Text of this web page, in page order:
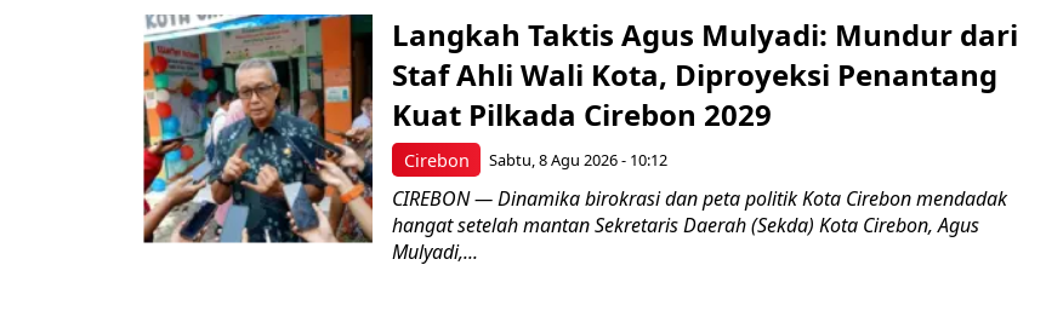
Cirebon
Langkah Taktis Agus Mulyadi: Mundur dari
Staf Ahli Wali Kota, Diproyeksi Penantang
Kuat Pilkada Cirebon 2029
Sabtu, 8 Agu 2026 - 10:12
CIREBON — Dinamika birokrasi dan peta politik Kota Cirebon mendadak
hangat setelah mantan Sekretaris Daerah (Sekda) Kota Cirebon, Agus
Mulyadi,...